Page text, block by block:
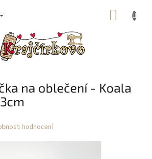
na oblečení - Koala
hodnocení